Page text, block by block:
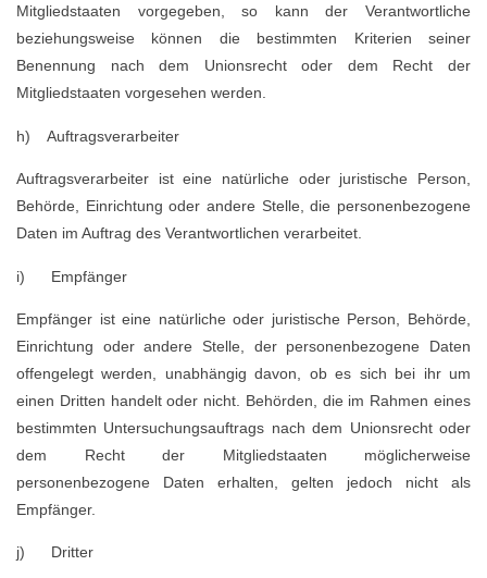
Mitgliedstaaten vorgegeben, so kann der Verantwortliche
beziehungsweise können die bestimmten Kriterien seiner
Benennung nach dem Unionsrecht oder dem Recht der
Mitgliedstaaten vorgesehen werden.
h) Auftragsverarbeiter
Auftragsverarbeiter ist eine natürliche oder juristische Person,
Behörde, Einrichtung oder andere Stelle, die personenbezogene
Daten im Auftrag des Verantwortlichen verarbeitet.
i) Empfänger
Empfänger ist eine natürliche oder juristische Person, Behörde,
Einrichtung oder andere Stelle, der personenbezogene Daten
offengelegt werden, unabhängig davon, ob es sich bei ihr um
einen Dritten handelt oder nicht. Behörden, die im Rahmen eines
bestimmten Untersuchungsauftrags nach dem Unionsrecht oder
dem Recht der Mitgliedstaaten möglicherweise
personenbezogene Daten erhalten, gelten jedoch nicht als
Empfänger.
j) Dritter